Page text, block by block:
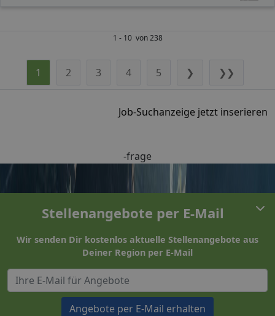
1 - 10 von 238
1 2 3 4 5 ❯ ❯❯
Job-Suchanzeige jetzt inserieren
-frage
Stellenangebote per E-Mail
Wir senden Dir kostenlos aktuelle Stellenangebote aus
Deiner Region per E-Mail
Angebote per E-Mail erhalten